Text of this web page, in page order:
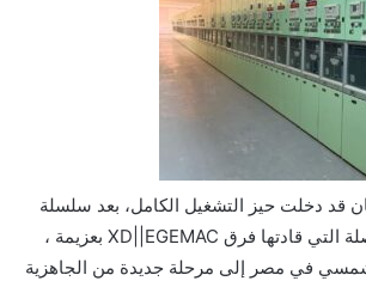
قد دخلت حيز التشغيل الكامل، بعد سلسلة
من النجاحات المتواصلة التي قادتها فرق XD||EGEMAC بعزيمة ،
في مصر إلى مرحلة جديدة من الجاهزية